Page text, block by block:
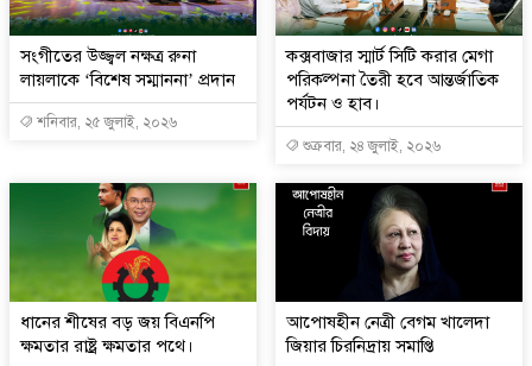
সংগীতের উজ্জ্বল নক্ষত্র রুনা
লায়লাকে ‘বিশেষ সম্মাননা’ প্রদান
শনিবার, ২৫ জুলাই, ২০২৬
কক্সবাজার স্মার্ট সিটি করার মেগা
পরিকল্পনা তৈরী হবে আন্তর্জাতিক
পর্যটন ও হাব।
শুক্রবার, ২৪ জুলাই, ২০২৬
ধানের শীষের বড় জয় বিএনপি
ক্ষমতার রাষ্ট্র ক্ষমতার পথে।
আপোষহীন নেত্রী বেগম খালেদা
জিয়ার চিরনিদ্রায় সমাপ্তি